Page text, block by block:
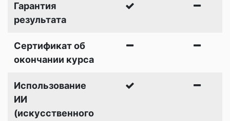
Гарантия
результата
Сертификат об
окончании курса
Использование
ИИ
(искусственного